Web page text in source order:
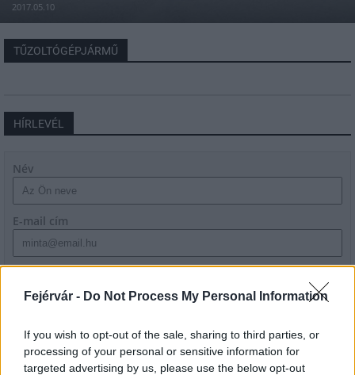
Fejérvár - Do Not Process My Personal Information
If you wish to opt-out of the sale, sharing to third parties, or
processing of your personal or sensitive information for
targeted advertising by us, please use the below opt-out
2017.05.10
TŰZOLTÓGÉPJÁRMŰ
HÍRLEVÉL
Név
E-mail cím
szabályzatot!